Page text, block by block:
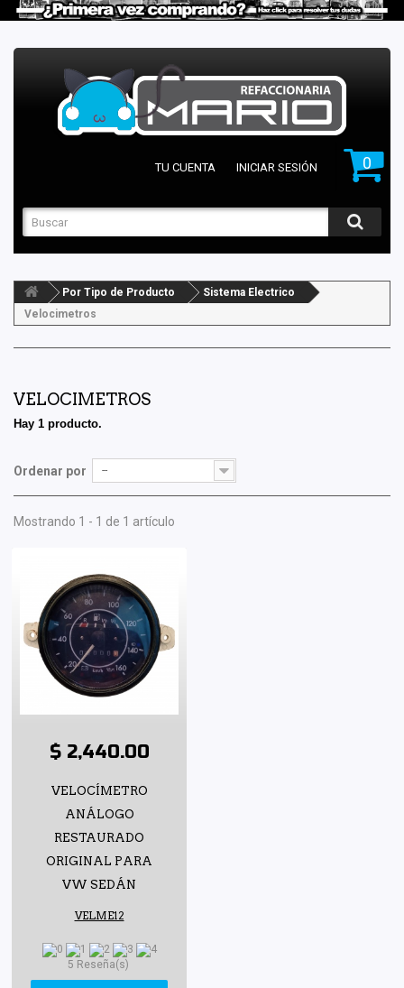
0
TU CUENTA INICIAR SESIÓN
Por Tipo de Producto
Sistema Electrico
Velocimetros
VELOCIMETROS
Hay 1 producto.
Ordenar por --
Mostrando 1 - 1 de 1 artículo
$ 2,440.00
VELOCÍMETRO
ANÁLOGO
RESTAURADO
ORIGINAL PARA
VW SEDÁN
VELME12
5 Reseña(s)